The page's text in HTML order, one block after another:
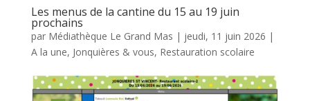
Les menus de la cantine du 15 au 19 juin
prochains
par Médiathèque Le Grand Mas | jeudi, 11 juin 2026 |
A la une, Jonquières & vous, Restauration scolaire